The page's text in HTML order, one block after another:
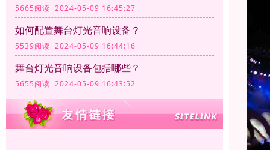
5665阅读 2024-05-09 16:45:27
如何配置舞台灯光音响设备？
5539阅读 2024-05-09 16:44:16
舞台灯光音响设备包括哪些？
5655阅读 2024-05-09 16:43:52